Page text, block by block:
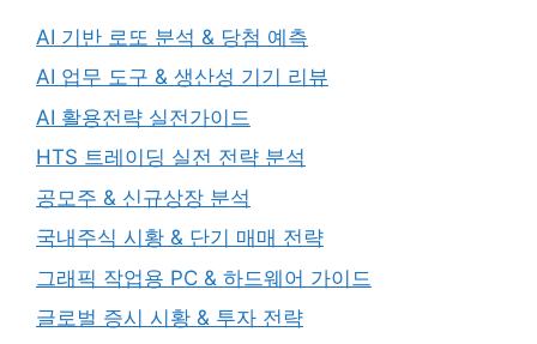
AI 기반 로또 분석 & 당첨 예측
AI 업무 도구 & 생산성 기기 리뷰
AI 활용전략 실전가이드
HTS 트레이딩 실전 전략 분석
공모주 & 신규상장 분석
국내주식 시황 & 단기 매매 전략
그래픽 작업용 PC & 하드웨어 가이드
글로벌 증시 시황 & 투자 전략